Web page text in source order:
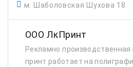
м. Шаболовская Шухова 18
ООО ЛкПринт
Рекламно
принт работает на